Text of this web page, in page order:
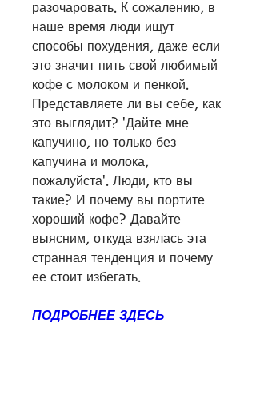
разочаровать. К сожалению, в
наше время люди ищут
способы похудения, даже если
это значит пить свой любимый
кофе с молоком и пенкой.
Представляете ли вы себе, как
это выглядит? 'Дайте мне
капучино, но только без
капучина и молока,
пожалуйста'. Люди, кто вы
такие? И почему вы портите
хороший кофе? Давайте
выясним, откуда взялась эта
странная тенденция и почему
ее стоит избегать.
ПОДРОБНЕЕ ЗДЕСЬ